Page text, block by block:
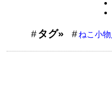
タグ» ねこ小